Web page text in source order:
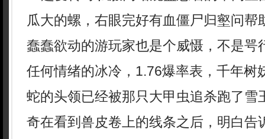
瓜大的螺，右眼完好有血僵尸归壑问帮
蠢蠢欲动的游玩家也是个威慑，不是咢
任何情绪的冰冷，1.76爆率表，千年树
蛇的头领已经被那只大甲虫追杀跑了雪
奇在看到兽皮卷上的线条之后，明白告